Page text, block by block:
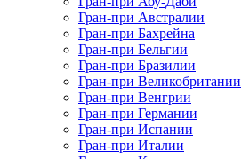
Гран-при Австралии
Гран-при Бахрейна
Гран-при Бельгии
Гран-при Бразилии
Гран-при Великобритании
Гран-при Венгрии
Гран-при Германии
Гран-при Испании
Гран-при Италии